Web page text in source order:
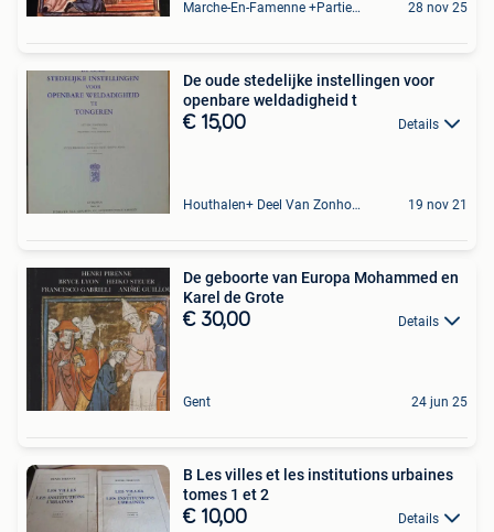
Marche-En-Famenne +Partie De Baillonville Et Noiseux 28 nov 25
De oude stedelijke instellingen voor
openbare weldadigheid t
€ 15,00 Details
Houthalen+ Deel Van Zonhoven En Zolder 19 nov 21
De geboorte van Europa Mohammed en
Karel de Grote
€ 30,00 Details
Gent 24 jun 25
B Les villes et les institutions urbaines
tomes 1 et 2
€ 10,00 Details